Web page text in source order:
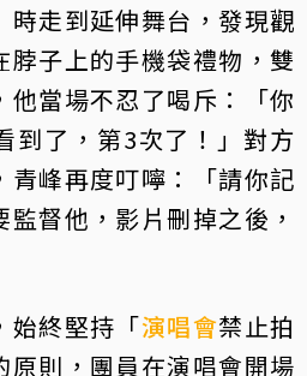
時走到延伸舞台，發現觀
脖子上的手機袋禮物，雙
他當場不忍了喝斥：「你
到了，第3次了！」對方
青峰再度叮嚀：「請你記
督他，影片刪掉之後，
始終堅持「演唱會禁止拍
原則，團員在演唱會開場